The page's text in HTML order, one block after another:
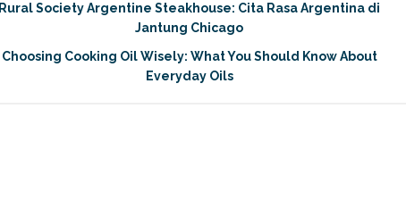
Rural Society Argentine Steakhouse: Cita Rasa Argentina di
Jantung Chicago
Choosing Cooking Oil Wisely: What You Should Know About
Everyday Oils